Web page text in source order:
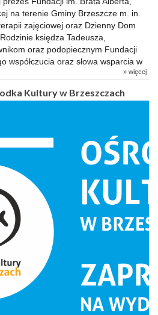
na terenie Gminy Brzeszcze m. in.
zajęciowej oraz Dzienny Dom
księdza Tadeusza,
oraz podopiecznym Fundacji
współczucia oraz słowa wsparcia w
» więcej
Kultury w Brzeszczach